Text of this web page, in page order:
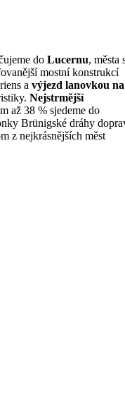
do Lucernu, města
mostní konstrukcí
a výjezd lanovkou na
Nejstrmější
až 38 % sjedeme do
Brünigské dráhy
z nejkrásnějších měst